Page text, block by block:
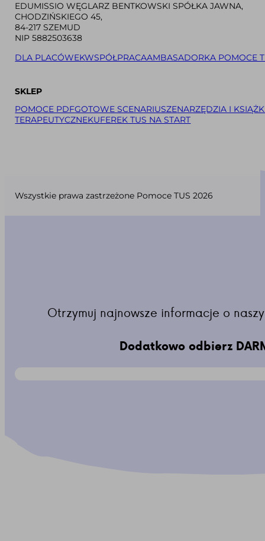
EDUMISSIO WĘGLARZ BENTKOWSKI SPÓŁKA JAWNA,
CHODZIŃSKIEGO 45,
84-217 SZEMUD
NIP 5882503638
DLA PLACÓWEKWSPÓŁPRACAAMBASADORKA POMOCE
SKLEP
POMOCE PDFGOTOWE SCENARIUSZENARZĘDZIA I
TERAPEUTYCZNEKUFEREK TUS NA START
Wszystkie prawa zastrzeżone Pomoce TUS 2026
Otrzymuj najnowsze informacje o
Dodatkowo odbierz